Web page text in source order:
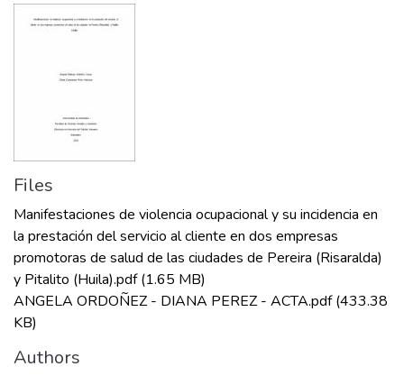
Files
Manifestaciones de violencia ocupacional y su incidencia en
la prestación del servicio al cliente en dos empresas
promotoras de salud de las ciudades de Pereira (Risaralda)
y Pitalito (Huila).pdf(1.65 MB)
ANGELA ORDOÑEZ - DIANA PEREZ - ACTA.pdf(433.38
KB)
Authors